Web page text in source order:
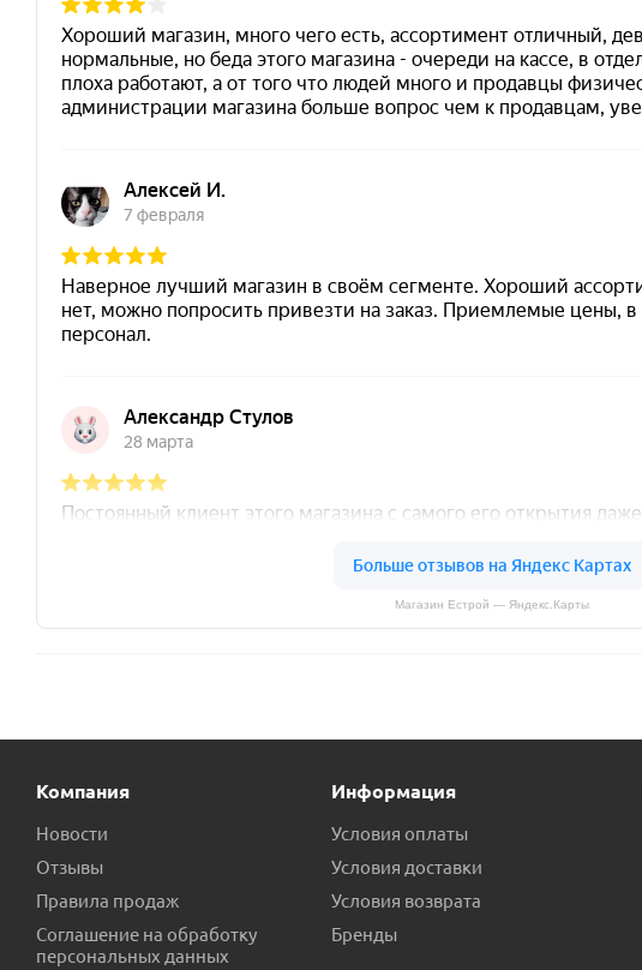
Магазин Естрой — Яндекс.Карты
Компания
Новости
Отзывы
Правила продаж
Соглашение на обработку
персональных данных
Информация
Условия оплаты
Условия доставки
Условия возврата
Бренды